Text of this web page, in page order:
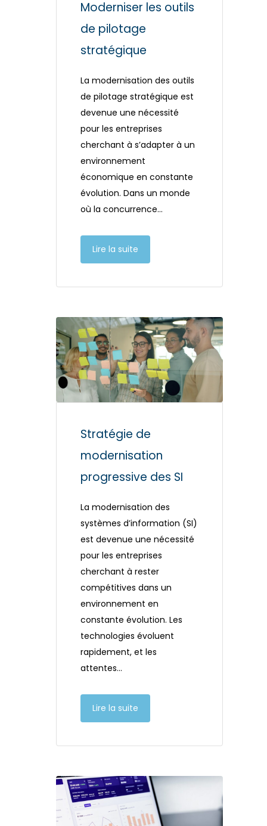
Moderniser les outils
de pilotage
stratégique
La modernisation des outils
de pilotage stratégique est
devenue une nécessité
pour les entreprises
cherchant à s’adapter à un
environnement
économique en constante
évolution. Dans un monde
où la concurrence…
Lire la suite
Stratégie de
modernisation
progressive des SI
La modernisation des
systèmes d’information (SI)
est devenue une nécessité
pour les entreprises
cherchant à rester
compétitives dans un
environnement en
constante évolution. Les
technologies évoluent
rapidement, et les
attentes…
Lire la suite